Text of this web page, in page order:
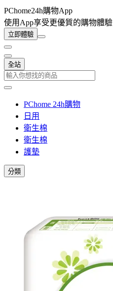
PChome24h購物App
使用App享受更優質的購物體驗
立即體驗
全站
PChome 24h購物
日用
衛生棉
衛生棉
護墊
分類